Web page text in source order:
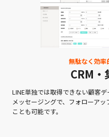
無駄なく効率
CRM・
LINE単独では取得できない顧客
メッセージングで、フォローア
ことも可能です。